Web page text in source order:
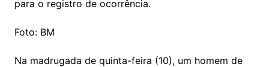
para o registro de ocorrência.
Foto: BM
Na madrugada de quinta-feira (10), um homem de